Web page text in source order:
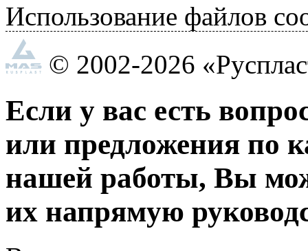
Использование файлов
© 2002-2026
Если у вас есть
или предложения по
нашей работы, Вы
их напрямую